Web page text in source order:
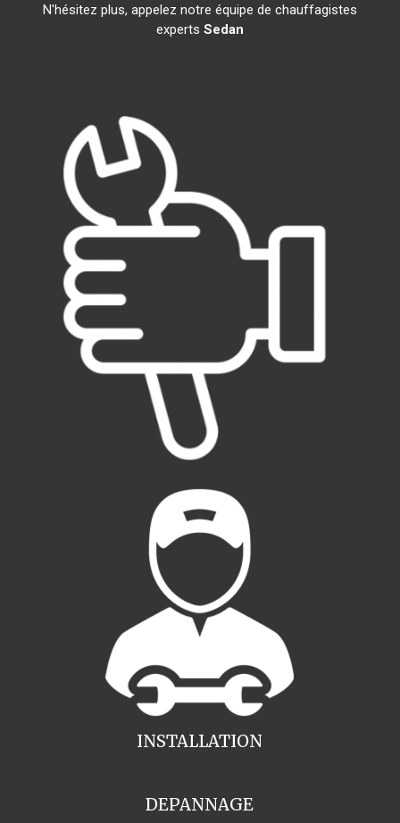
N'hésitez plus, appelez notre équipe de chauffagistes
experts Sedan
INSTALLATION
DEPANNAGE